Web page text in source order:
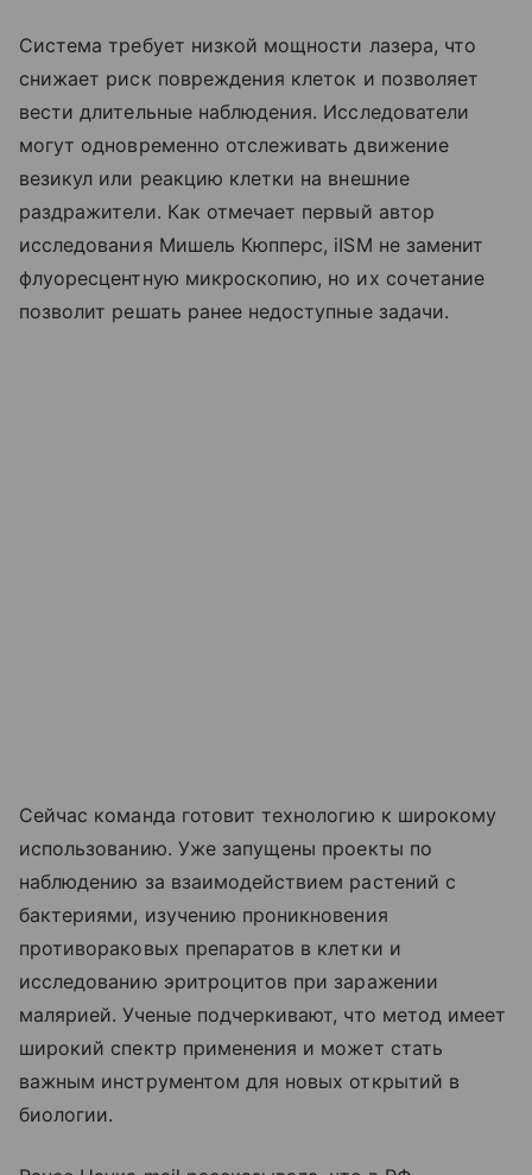
Система требует низкой мощности лазера, что
снижает риск повреждения клеток и позволяет
вести длительные наблюдения. Исследователи
могут одновременно отслеживать движение
везикул или реакцию клетки на внешние
раздражители. Как отмечает первый автор
исследования Мишель Кюпперс, iISM не заменит
флуоресцентную микроскопию, но их сочетание
позволит решать ранее недоступные задачи.
Сейчас команда готовит технологию к широкому
использованию. Уже запущены проекты по
наблюдению за взаимодействием растений с
бактериями, изучению проникновения
противораковых препаратов в клетки и
исследованию эритроцитов при заражении
малярией. Ученые подчеркивают, что метод имеет
широкий спектр применения и может стать
важным инструментом для новых открытий в
биологии.